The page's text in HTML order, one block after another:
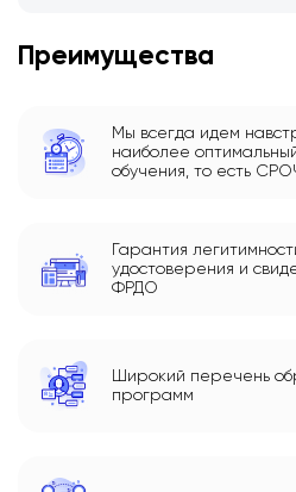
Преимущества
Мы всегда идем
наиболее
обучения, то есть
Гарантия
удостоверения и
ФРДО
Широкий перечень
программ